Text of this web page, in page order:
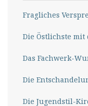
Fragliches
Die Östlichste mit
Das Fachwerk-
Die
Die Jugendstil-